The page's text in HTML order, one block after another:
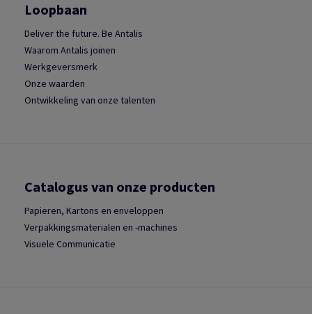
Loopbaan
Deliver the future. Be Antalis
Waarom Antalis joinen
Werkgeversmerk
Onze waarden
Ontwikkeling van onze talenten
Catalogus van onze producten
Papieren, Kartons en enveloppen
Verpakkingsmaterialen en -machines
Visuele Communicatie